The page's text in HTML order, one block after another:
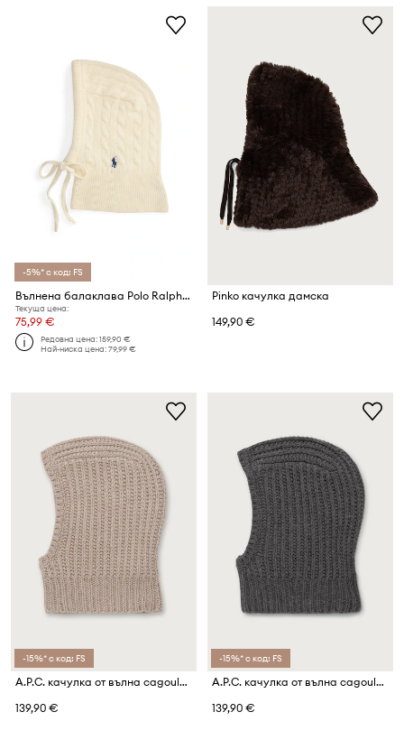
-5%* с код: FS
Вълнена балаклава Polo Ralph Lauren
Текуща цена:
75,99 €
Редовна цена:159,90 €
Най-ниска цена:79,99 €
Pinko качулка дамска
149,90 €
-15%* с код: FS
A.P.C. качулка от вълна cagoule alix
139,90 €
-15%* с код: FS
A.P.C. качулка от вълна cagoule alix
139,90 €